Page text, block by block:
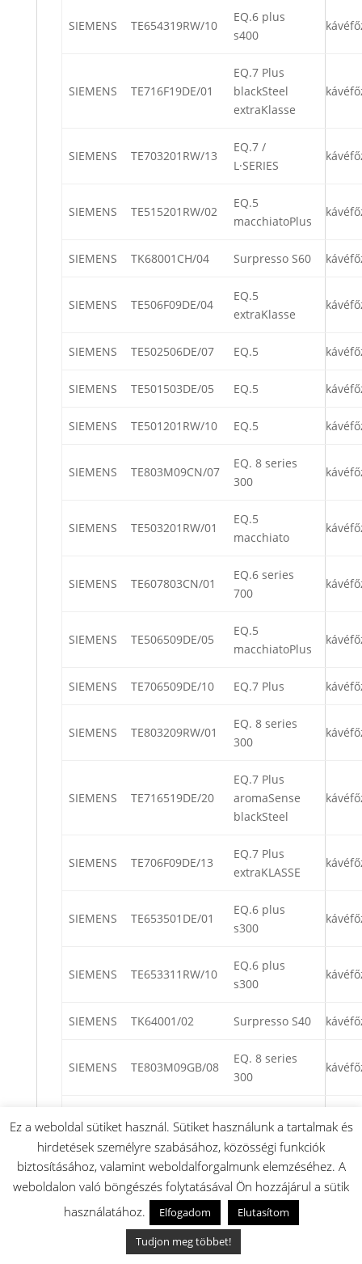
SIEMENS TE654319RW/10
EQ.6 plus
s400
SIEMENS TE716F19DE/01
EQ.7 Plus
blackSteel
extraKlasse
SIEMENS TE703201RW/13
EQ.7 /
L·SERIES
SIEMENS TE515201RW/02
EQ.5
macchiatoPlus
SIEMENS TK68001CH/04 Surpresso S60
SIEMENS TE506F09DE/04
EQ.5
extraKlasse
SIEMENS TE502506DE/07 EQ.5
SIEMENS TE501503DE/05 EQ.5
SIEMENS TE501201RW/10 EQ.5
SIEMENS TE803M09CN/07
EQ. 8 series
300
SIEMENS TE503201RW/01
EQ.5
macchiato
SIEMENS TE607803CN/01
EQ.6 series
700
SIEMENS TE506509DE/05
EQ.5
macchiatoPlus
SIEMENS TE706509DE/10 EQ.7 Plus
SIEMENS TE803209RW/01
EQ. 8 series
300
SIEMENS TE716519DE/20
EQ.7 Plus
aromaSense
blackSteel
SIEMENS TE706F09DE/13
EQ.7 Plus
extraKLASSE
SIEMENS TE653501DE/01
EQ.6 plus
s300
SIEMENS TE653311RW/10
EQ.6 plus
s300
SIEMENS TK64001/02 Surpresso S40
SIEMENS TE803M09GB/08
EQ. 8 series
300
SIEMENS TE654319RW/01
s400
SIEMENS TE603201RW/07
EQ.6 series
300
TE803M09GB/09
EQ. 8 series
Ez a weboldal sütiket használ. Sütiket használunk a tartalmak és
hirdetések személyre szabásához, közösségi funkciók
biztosításához, valamint weboldalforgalmunk elemzéséhez. A
weboldalon való böngészés folytatásával Ön hozzájárul a sütik
használatához.
Elfogadom
Elutasítom
Tudjon meg többet!